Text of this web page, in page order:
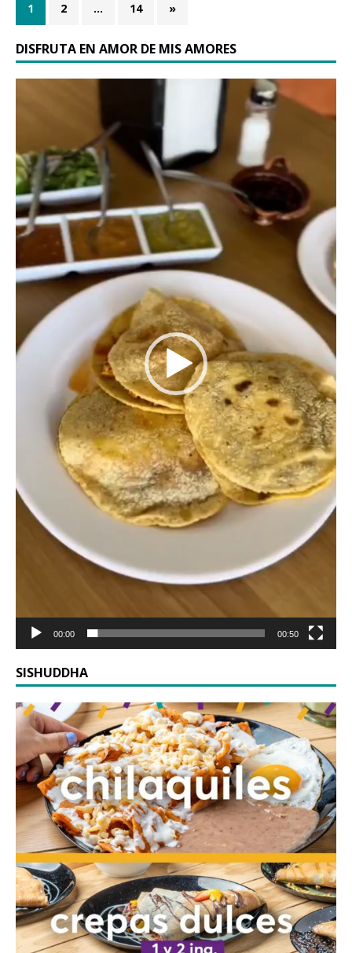
1 2 … 14 »
DISFRUTA EN AMOR DE MIS AMORES
00:00 00:50
SISHUDDHA